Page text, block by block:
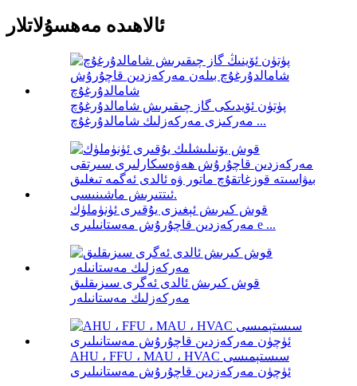
ئالاھىدە مەھسۇلاتلار
پۈتۈن ئۆيدىكى گاز چىقىرىش شامالدۇرغۇچ
مەركىزى مەركەزلىك شامالدۇرغۇچ ...
قوش كىرىش ئېغىزى يۇقىرى ئۈنۈملۈك
مەركەزدىن قاچۇرۇش مەستانىلىرى e ...
قوش كىرىش ئالدى ئەگرى سىزىقلىق
مەركەزلىك مەستانىلەر
AHU ، FFU ، MAU ، HVAC سىستېمىسى
ئۈچۈن مەركەزدىن قاچۇرۇش مەستانىلىرى